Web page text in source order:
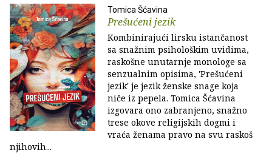
Tomica Šćavina
Prešućeni jezik
Kombinirajući lirsku istančanost
sa snažnim psihološkim uvidima,
raskošne unutarnje monologe sa
senzualnim opisima, 'Prešućeni
jezik' je jezik ženske snage koja
niče iz pepela. Tomica Šćavina
izgovara ono zabranjeno, snažno
trese okove religijskih dogmi i
vraća ženama pravo na svu raskoš
njihovih...